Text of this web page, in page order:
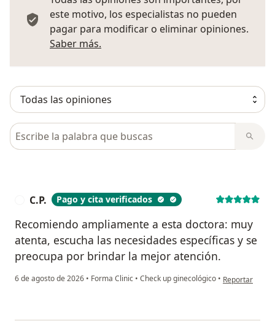
este motivo, los especialistas no pueden
pagar para modificar o eliminar opiniones.
Saber más.
Busca en opiniones
C.P. Pago y cita verificados
Recomiendo ampliamente a esta doctora: muy
atenta, escucha las necesidades específicas y se
preocupa por brindar la mejor atención.
6 de agosto de 2026 • Forma Clinic • Check up ginecológico • en opinión del
Reportar